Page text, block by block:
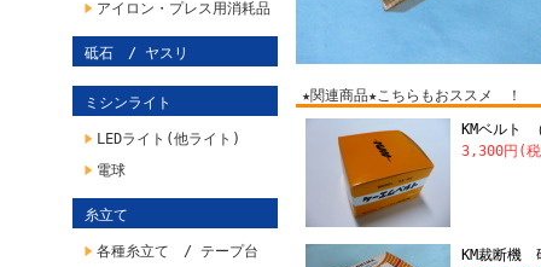
アイロン・プレス用消耗品
砥石 / ヤスリ
ミシンライト
LEDライト(他ライト)
電球
糸立て
各種糸立て / テープ台
★関連商品★こちらもおススメ ！
KMベルト
3,300円(
KM裁断